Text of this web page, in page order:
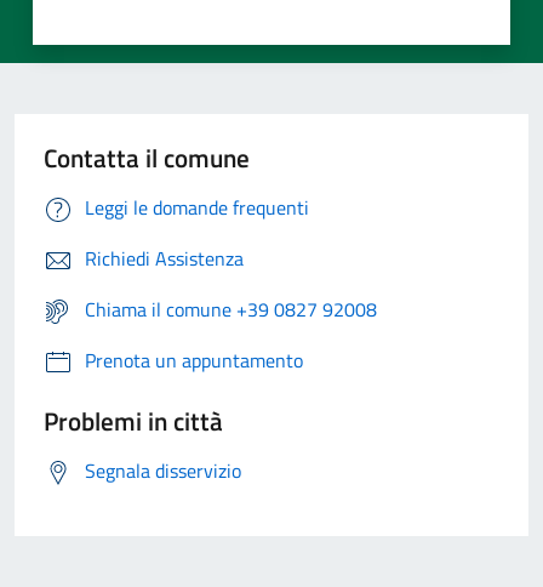
Contatta il comune
Leggi le domande frequenti
Richiedi Assistenza
Chiama il comune +39 0827 92008
Prenota un appuntamento
Problemi in città
Segnala disservizio